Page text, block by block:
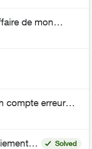
de mon
compte erreur
Solved